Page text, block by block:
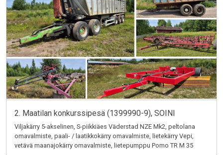
2. Maatilan konkurssipesä (1399990-9), SOINI
Viljakärry 5-akselinen, S-piikkiäes Väderstad NZE Mk2, peltolana
omavalmiste, paali- / laatikkokärry omavalmiste, lietekärry Vepi,
vetävä maanajokärry omavalmiste, lietepumppu Pomo TR M 35